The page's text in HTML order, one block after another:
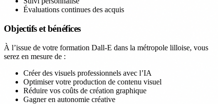
Évaluations continues des acquis
Objectifs et bénéfices
À l’issue de votre formation Dall-E dans la métropole lilloise, vous
serez en mesure de :
Créer des visuels professionnels avec l’IA
Optimiser votre production de contenu visuel
Réduire vos coûts de création graphique
Gagner en autonomie créative